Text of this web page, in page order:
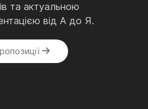
та актуальною
від А до Я.